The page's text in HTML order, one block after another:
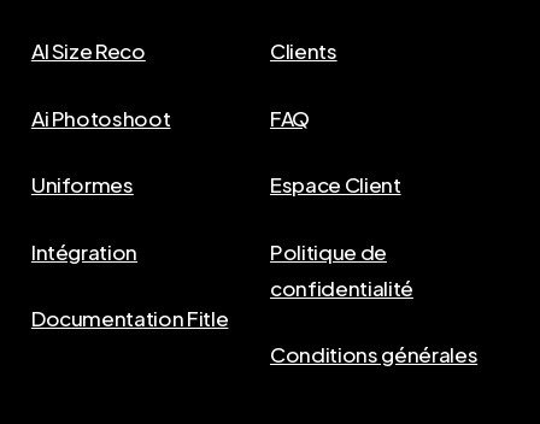
AI Size Reco
Ai Photoshoot
Uniformes
Intégration
Documentation Fitle
Clients
FAQ
Espace Client
Politique de
confidentialité
Conditions générales